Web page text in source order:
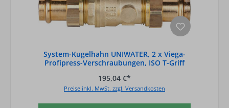
System-Kugelhahn UNIWATER, 2 x Viega-
Profipress-Verschraubungen, ISO T-Griff
195,04 €*
Preise inkl. MwSt. zzgl. Versandkosten